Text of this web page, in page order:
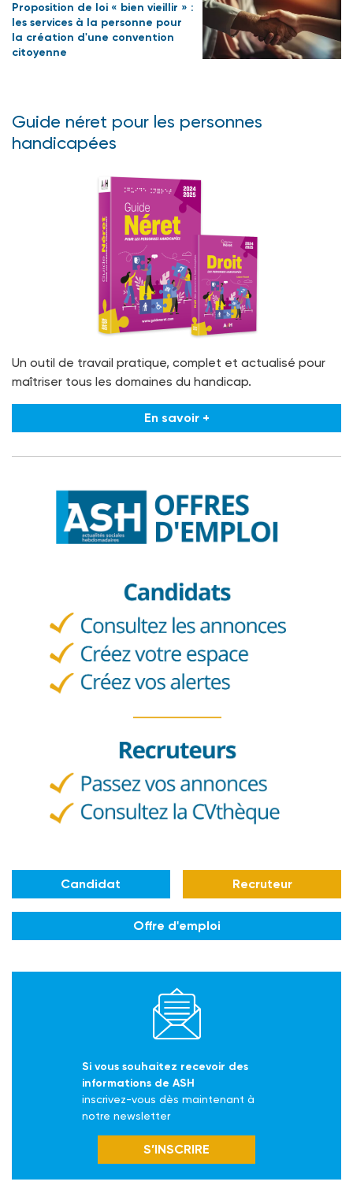
Proposition de loi « bien vieillir » :
les services à la personne pour
la création d'une convention
citoyenne
Guide néret pour les personnes
handicapées
Un outil de travail pratique, complet et actualisé pour
maîtriser tous les domaines du handicap.
En savoir +
Candidat Recruteur
Offre d'emploi
Si vous souhaitez recevoir des
informations de ASH
inscrivez-vous dès maintenant à
notre newsletter
S’INSCRIRE